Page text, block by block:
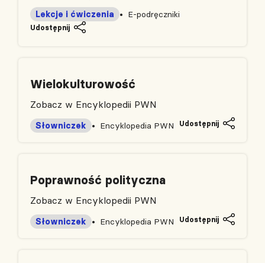
E-podręczniki
Lekcje i ćwiczenia
Udostępnij
Wielokulturowość
Zobacz w Encyklopedii PWN
Encyklopedia PWN
Słowniczek Udostępnij
Poprawność polityczna
Zobacz w Encyklopedii PWN
Encyklopedia PWN
Słowniczek Udostępnij